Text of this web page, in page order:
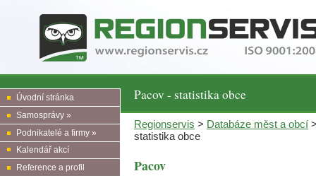
Pacov - statistika obce
Úvodní stránka
Samosprávy »
Podnikatelé a firmy »
Kalendář akcí
Reference a profil
Regionservis > Databáze měst a obcí
statistika obce
Pacov